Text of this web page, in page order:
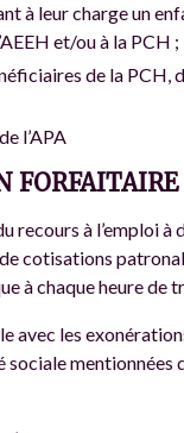
à leur charge un
et/ou à la PCH ;
de la PCH,
l’APA
FORFAITAIRE
recours à l’emploi à
cotisations
à chaque heure de
avec les
sociale mentionnées